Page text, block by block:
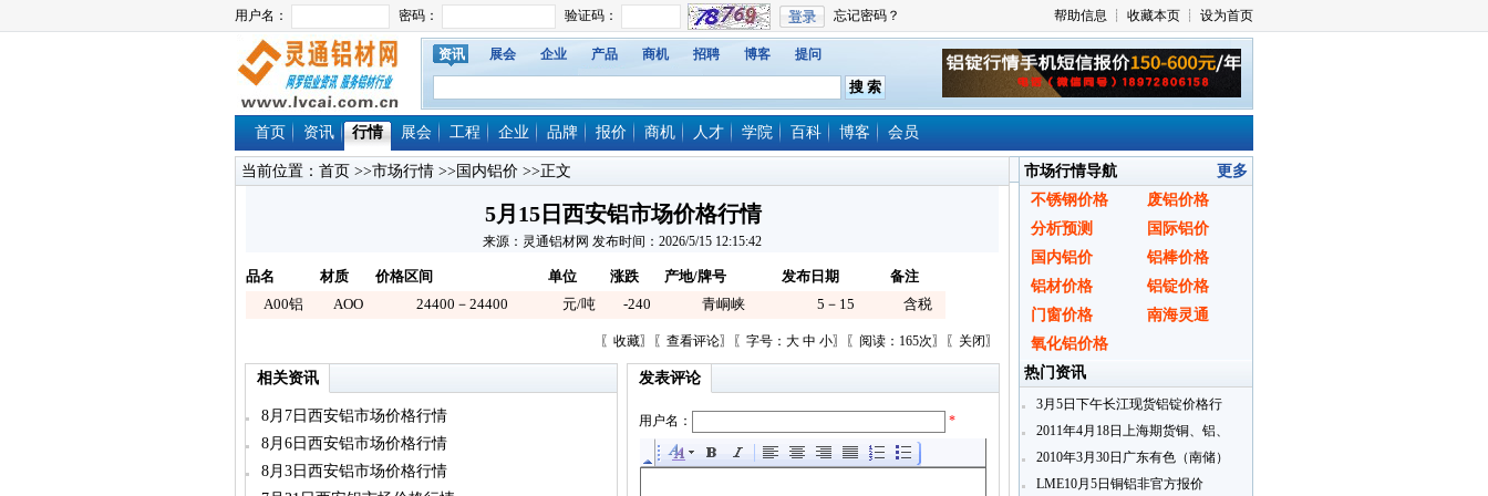
资讯 展会 企业 产品 商机 招聘 博客 提问
首页 资讯 行情 展会 工程 企业 品牌 报价 商机 人才 学院 百科 博客 会员
当前位置： 首页 >>市场行情 >>国内铝价 >>正文
5月15日西安铝市场价格行情
来源：灵通铝材网 发布时间：2026/5/15 12:15:42
品名 材质 价格区间 单位 涨跌 产地/牌号 发布日期
备注
A00铝
AOO 24400－24400 元/吨 -240 青峒峡 5－15 含税
〖 收藏〗〖 查看评论〗〖字号： 大 中 小〗〖阅读：165次〗〖 关闭〗
相关资讯
8月7日西安铝市场价格行情
8月6日西安铝市场价格行情
8月3日西安铝市场价格行情
发表评论
用户名： *
市场行情导航
更多
不锈钢价格
废铝价格
分析预测
国际铝价
国内铝价
铝棒价格
铝材价格
铝锭价格
门窗价格
南海灵通
氧化铝价格
热门资讯
3月5日下午长江现货铝锭价格行
2011年4月18日上海期货铜、铝、
锌即月开盘行情
2010年3月30日广东有色（南储）
铝锭现货报价
LME10月5日铜铝非官方报价